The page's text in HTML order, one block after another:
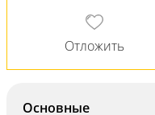
Основные